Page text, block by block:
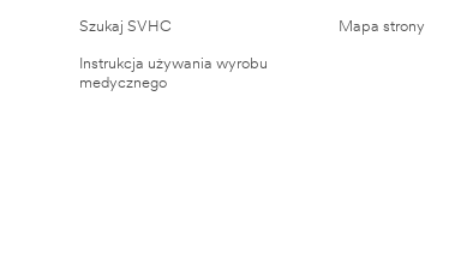
Szukaj SVHC
Instrukcja używania wyrobu
medycznego
Mapa strony